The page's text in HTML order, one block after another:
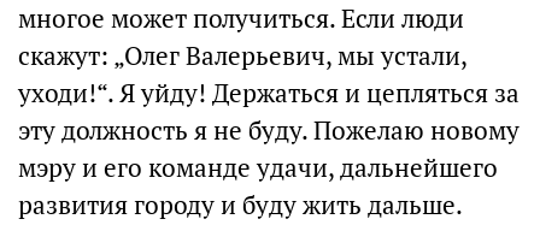
многое может получиться. Если люди
скажут: „Олег Валерьевич, мы устали,
уходи!“. Я уйду! Держаться и цепляться за
эту должность я не буду. Пожелаю новому
мэру и его команде удачи, дальнейшего
развития городу и буду жить дальше.